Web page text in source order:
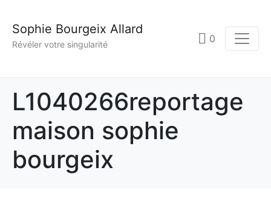
Sophie Bourgeix Allard
Révéler votre singularité 0
L1040266reportage
maison sophie
bourgeix